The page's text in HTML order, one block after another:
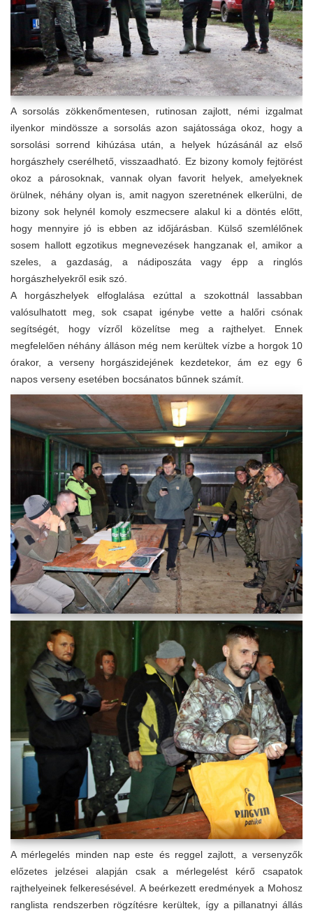
A sorsolás zökkenőmentesen, rutinosan zajlott, némi izgalmat
ilyenkor mindössze a sorsolás azon sajátossága okoz, hogy a
sorsolási sorrend kihúzása után, a helyek húzásánál az első
horgászhely cserélhető, visszaadható. Ez bizony komoly fejtörést
okoz a párosoknak, vannak olyan favorit helyek, amelyeknek
örülnek, néhány olyan is, amit nagyon szeretnének elkerülni, de
bizony sok helynél komoly eszmecsere alakul ki a döntés előtt,
hogy mennyire jó is ebben az időjárásban. Külső szemlélőnek
sosem hallott egzotikus megnevezések hangzanak el, amikor a
szeles, a gazdaság, a nádiposzáta vagy épp a ringlós
horgászhelyekről esik szó.
A horgászhelyek elfoglalása ezúttal a szokottnál lassabban
valósulhatott meg, sok csapat igénybe vette a halőri csónak
segítségét, hogy vízről közelítse meg a rajthelyet. Ennek
megfelelően néhány álláson még nem kerültek vízbe a horgok 10
órakor, a verseny horgászidejének kezdetekor, ám ez egy 6
napos verseny esetében bocsánatos bűnnek számít.
A mérlegelés minden nap este és reggel zajlott, a versenyzők
előzetes jelzései alapján csak a mérlegelést kérő csapatok
rajthelyeinek felkeresésével. A beérkezett eredmények a Mohosz
ranglista rendszerben rögzítésre kerültek, így a pillanatnyi állás